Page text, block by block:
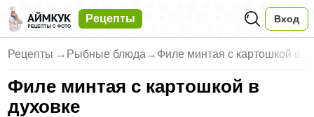
Рецепты Вход
Рецепты → Рыбные блюда → Филе минтая с картошкой в
Филе минтая с картошкой в
духовке